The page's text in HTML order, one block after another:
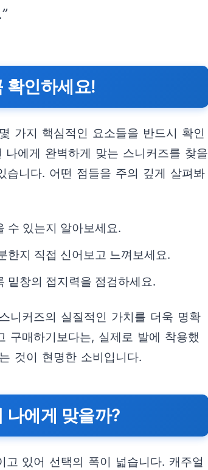
확인하세요!
가지 핵심적인 요소들을 반드시 확인
에게 완벽하게 맞는 스니커즈를 찾을
니다. 어떤 점들을 주의 깊게 살펴봐
수 있는지 알아보세요.
한지 직접 신어보고 느껴보세요.
밑창의 접지력을 점검하세요.
니커즈의 실질적인 가치를 더욱 명확
구매하기보다는, 실제로 발에 착용했
것이 현명한 소비입니다.
나에게 맞을까?
있어 선택의 폭이 넓습니다. 캐주얼